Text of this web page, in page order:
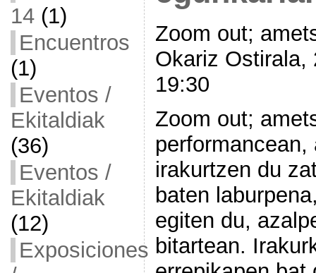
14(1)
Encuentros
(1)
Eventos /
Ekitaldiak
(36)
Eventos /
Ekitaldiak
(12)
Exposiciones
Zoom out;
Okariz Ostirala,
19:30
Zoom out;
irakurtzen du
baten
egiten du,
bitartean.